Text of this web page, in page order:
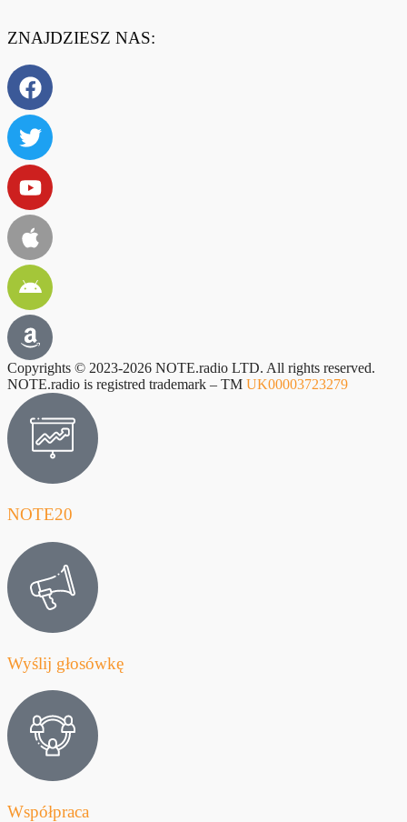
ZNAJDZIESZ NAS:
Copyrights © 2023-2026 NOTE.radio LTD. All rights reserved.
NOTE.radio is registred trademark – TM UK00003723279
NOTE20
Wyślij głosówkę
Współpraca